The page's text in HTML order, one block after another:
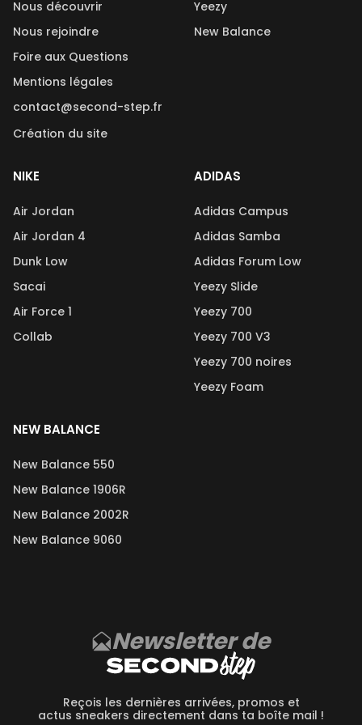
Nous découvrir
Nous rejoindre
Foire aux Questions
Mentions légales
contact@second-step.fr
Création du site
Yeezy
New Balance
NIKE
Air Jordan
Air Jordan 4
Dunk Low
Sacai
Air Force 1
Collab
ADIDAS
Adidas Campus
Adidas Samba
Adidas Forum Low
Yeezy Slide
Yeezy 700
Yeezy 700 V3
Yeezy 700 noires
Yeezy Foam
NEW BALANCE
New Balance 550
New Balance 1906R
New Balance 2002R
New Balance 9060
Newsletter de
Reçois les dernières arrivées, promos et
actus sneakers directement dans ta boîte mail !